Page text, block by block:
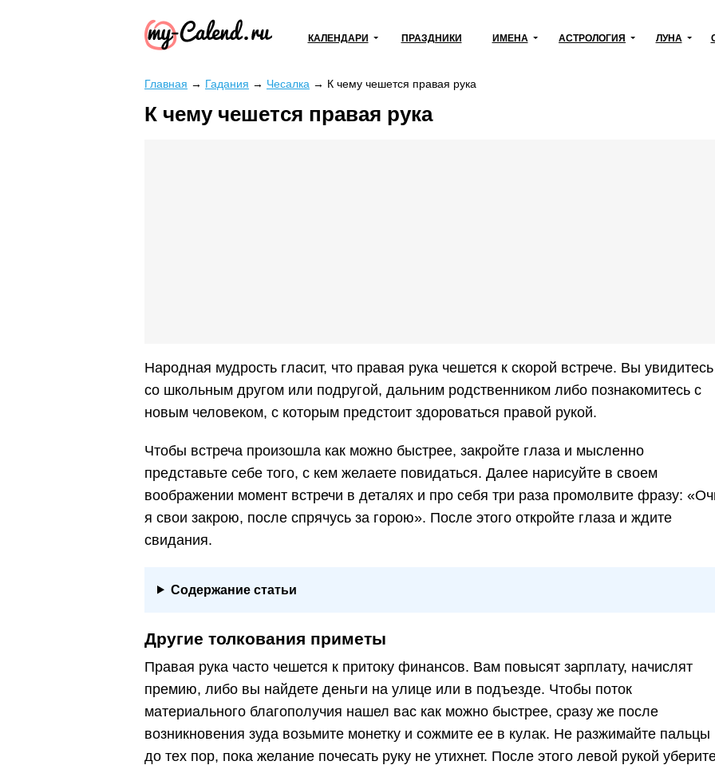
КАЛЕНДАРИ ПРАЗДНИКИ ИМЕНА АСТРОЛОГИЯ ЛУНА
Главная → Гадания → Чесалка → К чему чешется правая рука
К чему чешется правая рука
Народная мудрость гласит, что правая рука чешется к скорой встрече. Вы увидитесь
со школьным другом или подругой, дальним родственником либо познакомитесь с
новым человеком, с которым предстоит здороваться правой рукой.
Чтобы встреча произошла как можно быстрее, закройте глаза и мысленно
представьте себе того, с кем желаете повидаться. Далее нарисуйте в своем
воображении момент встречи в деталях и про себя три раза промолвите фразу:
я свои закрою, после спрячусь за горою». После этого откройте глаза и ждите
свидания.
Содержание статьи
Другие толкования приметы
Правая рука часто чешется к притоку финансов. Вам повысят зарплату, начислят
премию, либо вы найдете деньги на улице или в подъезде. Чтобы поток
материального благополучия нашел вас как можно быстрее, сразу же после
возникновения зуда возьмите монетку и сожмите ее в кулак. Не разжимайте пальцы
до тех пор, пока желание почесать руку не утихнет. После этого левой рукой